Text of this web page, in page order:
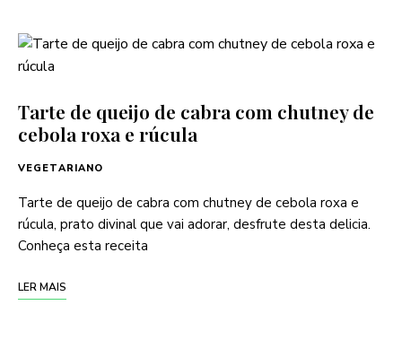
Tarte de queijo de cabra com chutney de
cebola roxa e rúcula
VEGETARIANO
Tarte de queijo de cabra com chutney de cebola roxa e
rúcula, prato divinal que vai adorar, desfrute desta delicia.
Conheça esta receita
LER MAIS